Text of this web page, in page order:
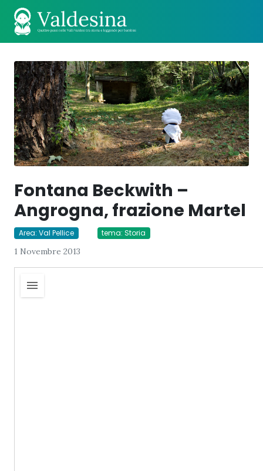
Fontana Beckwith –
Angrogna, frazione Martel
Area: Val Pellice tema: Storia
1 Novembre 2013